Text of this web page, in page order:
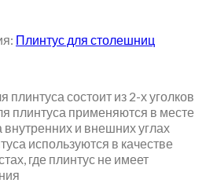
Плинтус для столешниц
состоит из 2-х уголков
плинтуса применяются в месте
и внешних углах
используются в качестве
где плинтус не имеет